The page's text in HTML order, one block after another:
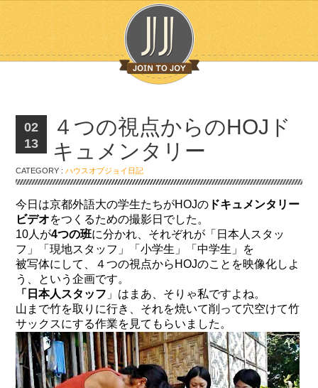
02
13
４つの視点からのHOJド
キュメンタリー
CATEGORY :ハウスオブジョイ日記
今日は京都外語大の学生たちがHOJの ドキュメンタリー
ビデオをつくるための撮影日でした。
10人が4つの班に分かれ、それぞれが「日本人スタッ
フ」「現地スタッフ」「小学生」「中学生」を
被写体にして、４つの視点からHOJのことを映像化しよ
う、という企画です。
「日本人スタッフ 」はまあ、そりゃ私ですよね。
山まで竹を取りに行き、それを焼いて削って穴空けて竹
サックスにする作業を見てもらいました。